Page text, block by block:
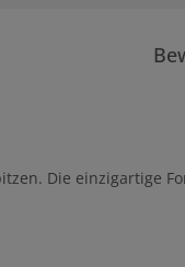
Die einzigartige